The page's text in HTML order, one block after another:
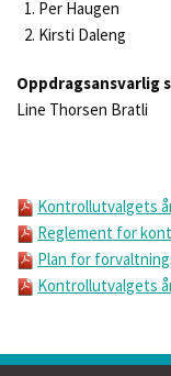
Per Haugen
Kirsti Daleng
Oppdragsansvarlig
Line Thorsen Bratli
Kontrollutvalgets
Reglement for
Plan for
Kontrollutvalgets